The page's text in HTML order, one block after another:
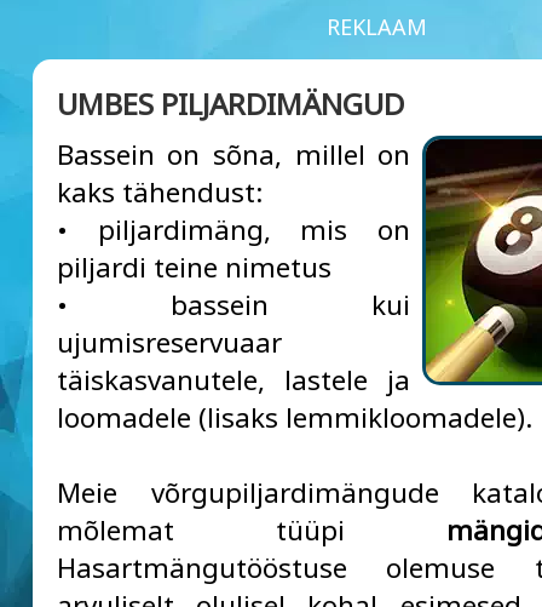
REKLAAM
UMBES PILJARDIMÄNGUD
Bassein on sõna, millel on
kaks tähendust:
• piljardimäng, mis on
piljardi teine nimetus
• bassein kui
ujumisreservuaar
täiskasvanutele, lastele ja
loomadele (lisaks lemmikloomadele).
Meie võrgupiljardimängude
mõlemat tüüpi
Hasartmängutööstuse